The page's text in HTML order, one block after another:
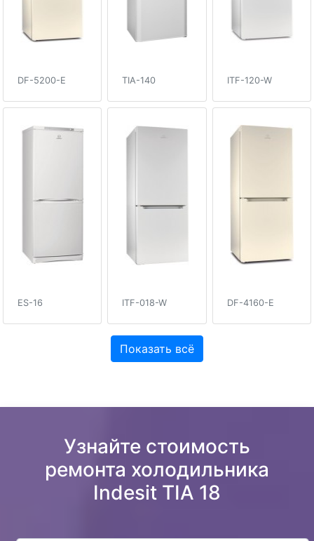
DF-5200-E TIA-140 ITF-120-W
ES-16 ITF-018-W DF-4160-E
Показать всё
Узнайте стоимость
ремонта холодильника
Indesit TIA 18